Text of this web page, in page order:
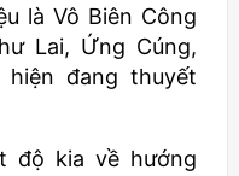
là Vô Biên Công
Lai, Ứng Cúng,
hiện đang thuyết
độ kia về hướng